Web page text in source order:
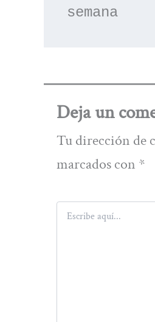
semana
Deja un
Tu dirección de
marcados con *
Escribe
aquí...